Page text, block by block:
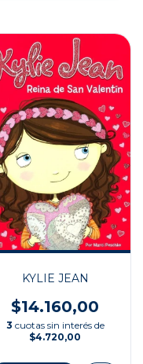
KYLIE JEAN
$14.160,00
3 cuotas sin interés de
$4.720,00